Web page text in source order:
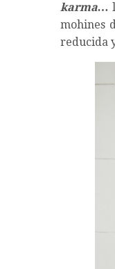
karma…
mohines
reducida